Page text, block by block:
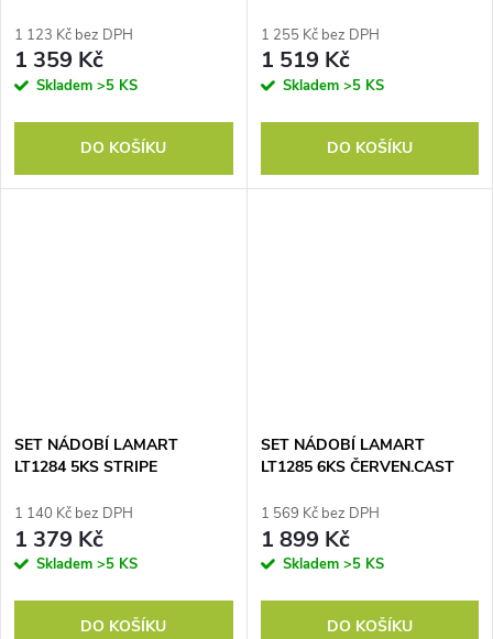
1 123 Kč bez DPH
1 359 Kč
Skladem >5 KS
DO KOŠÍKU
1 255 Kč bez DPH
1 519 Kč
Skladem >5 KS
DO KOŠÍKU
SET NÁDOBÍ LAMART
LT1284 5KS STRIPE
1 140 Kč bez DPH
1 379 Kč
Skladem >5 KS
DO KOŠÍKU
SET NÁDOBÍ LAMART
LT1285 6KS ČERVEN.CAST
1 569 Kč bez DPH
1 899 Kč
Skladem >5 KS
DO KOŠÍKU